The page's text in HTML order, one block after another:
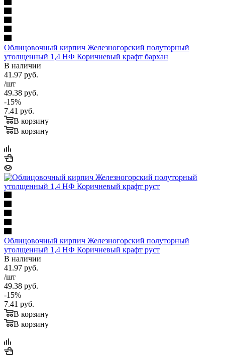
Облицовочный кирпич Железногорский полуторный
утолщенный 1,4 НФ Коричневый крафт бархан
В наличии
41.97 руб.
/шт
49.38 руб.
-15%
7.41 руб.
В корзину
В корзину
Облицовочный кирпич Железногорский полуторный
утолщенный 1,4 НФ Коричневый крафт руст
В наличии
41.97 руб.
/шт
49.38 руб.
-15%
7.41 руб.
В корзину
В корзину